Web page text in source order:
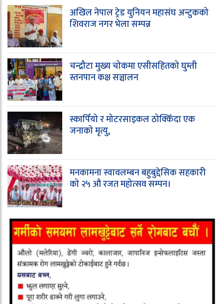
अखिल नेपाल ट्रेड युनियन महासंघ अन्टुकको
शिवराज नगर भेला सम्पन्न
चन्द्रौटा मुख्य चोकमा एसीसहितको घुम्ती
स्तनपान कक्ष सञ्चालन
स्कार्पियो र मोटरसाइकल ठोक्किँदा एक
जनाको मृत्यु,
मनकामना स्वावलम्बन बहुबुद्देसिक सहकारी
को २५ औ रजत महोत्सव सम्पन।